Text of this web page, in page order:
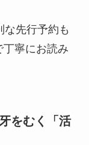
な先行予約も
丁寧にお読み
をむく「活